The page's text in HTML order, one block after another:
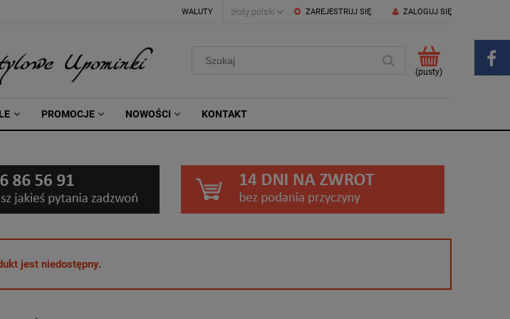
ZAREJESTRUJ SIĘ ZALOGUJ SIĘ
WALUTY
(pusty)
PROMOCJE NOWOŚCI KONTAKT
jest niedostępny.